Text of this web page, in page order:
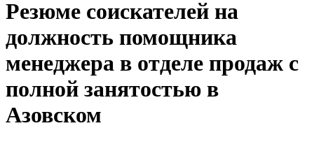
Резюме соискателей на
должность помощника
менеджера в отделе продаж с
полной занятостью в
Азовском